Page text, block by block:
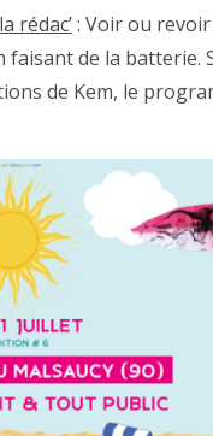
rédac’: Voir ou
de la batterie.
de Kem, le